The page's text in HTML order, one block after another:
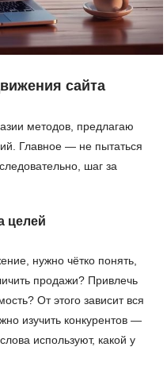
сайта
методов, предлагаю
Главное — не пытаться
шаг за
целей
нужно чётко понять,
продажи? Привлечь
От этого зависит вся
изучить конкурентов —
используют, какой у